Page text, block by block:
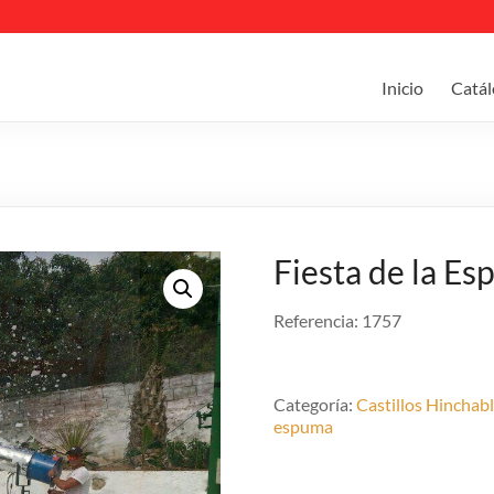
Inicio
Fiesta de la
Referencia: 1757
Categoría:Castillos
espuma